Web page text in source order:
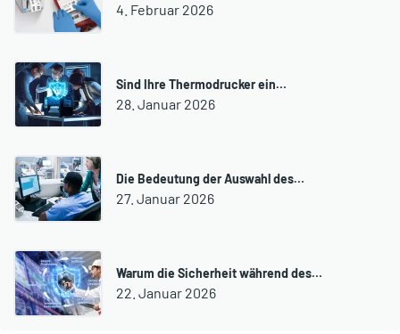
4. Februar 2026
Sind Ihre Thermodrucker ein…
28. Januar 2026
Die Bedeutung der Auswahl des…
27. Januar 2026
Warum die Sicherheit während des…
22. Januar 2026